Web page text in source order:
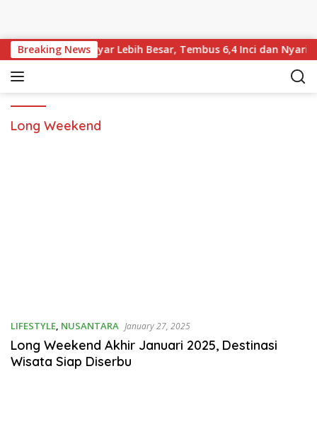
Breaking News
Bawa Layar Lebih Besar, Tembus 6,4 Inci dan Nyaris
Long Weekend
LIFESTYLE, NUSANTARA January 27, 2025
Long Weekend Akhir Januari 2025, Destinasi
Wisata Siap Diserbu